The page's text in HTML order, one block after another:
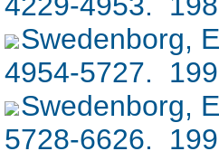
Swedenborg,
4954-5727.
Swedenborg,
5728-6626.